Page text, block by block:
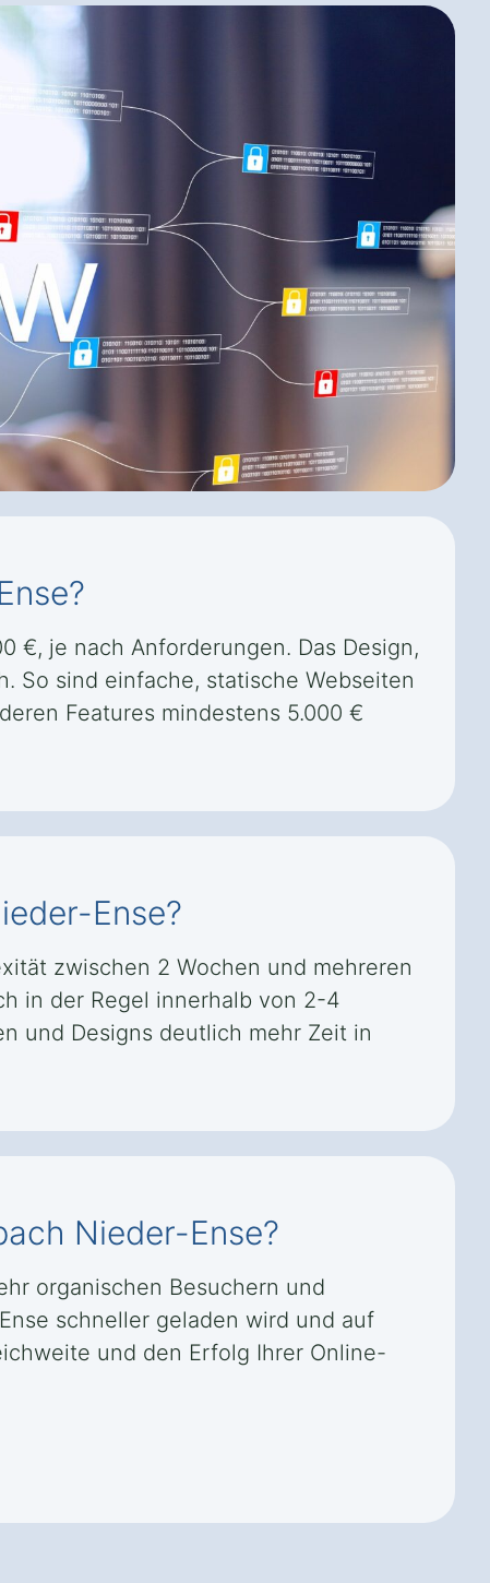
€, je nach Anforderungen. Das Design,
So sind einfache, statische Webseiten
Features mindestens 5.000 €
Ense?
zwischen 2 Wochen und mehreren
in der Regel innerhalb von 2-4
und Designs deutlich mehr Zeit in
Nieder-Ense?
organischen Besuchern und
schneller geladen wird und auf
und den Erfolg Ihrer Online-